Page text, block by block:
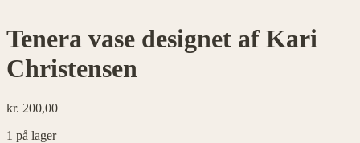
Tenera vase designet af Kari
Christensen
kr. 200,00
1 på lager